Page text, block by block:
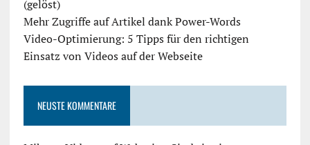
(gelöst)
Mehr Zugriffe auf Artikel dank Power-Words
Video-Optimierung: 5 Tipps für den richtigen
Einsatz von Videos auf der Webseite
NEUSTE KOMMENTARE